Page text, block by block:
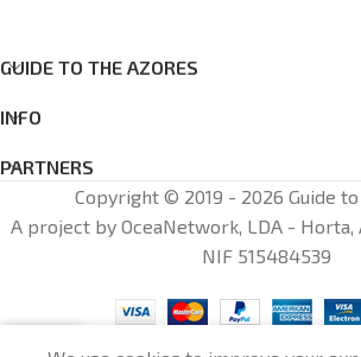
GUIDE TO THE AZORES
INFO
PARTNERS
Copyright © 2019 - 2026 Guide
A project by OceaNetwork, LDA -
NIF 515484539